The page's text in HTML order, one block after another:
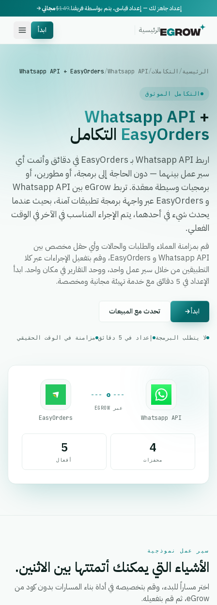
إعداد جاهز لك — إعداد قياسي، يتم بواسطة فريقنا.$149مجاني
الرئيسية ابدأ
الرئيسية/ التكاملات/
Whatsapp API
/
Whatsapp API + EasyOrders
التكامل الموثوق
Whatsapp API +
EasyOrders التكامل
اربط Whatsapp API بـ EasyOrders في دقائق وأتمت أي
سير عمل بينهما — دون الحاجة إلى برمجة، أو مطورين، أو
برمجيات وسيطة معقدة. تربط eGrow بين Whatsapp API
و EasyOrders عبر واجهة برمجة تطبيقات آمنة، بحيث عندما
يحدث شيء في أحدهما، يتم الإجراء المناسب في الآخر في الوقت
الفعلي.
قم بمزامنة العملاء والطلبات والحالات وأي حقل مخصص بين
Whatsapp API و EasyOrders، وقم بتفعيل الإجراءات عبر كلا
التطبيقين من خلال سير عمل واحد، ووحد التقارير في مكان واحد. ابدأ
الإعداد في 5 دقائق مع خدمة تهيئة مجانية ومخصصة.
ابدأ تحدث مع المبيعات
لا يتطلب البرمجة إعداد في 5 دقائق مزامنة في الوقت الحقيقي
Whatsapp API
عبر EGROW
EasyOrders
4
محفزات
5
أفعال
سير عمل نموذجية
الأشياء التي يمكنك أتمتتها بين الاثنين.
اختر مساراً للبدء، وقم بتخصيصه في أداة بناء المسارات بدون كود من
eGrow، ثم قم بتفعيله.